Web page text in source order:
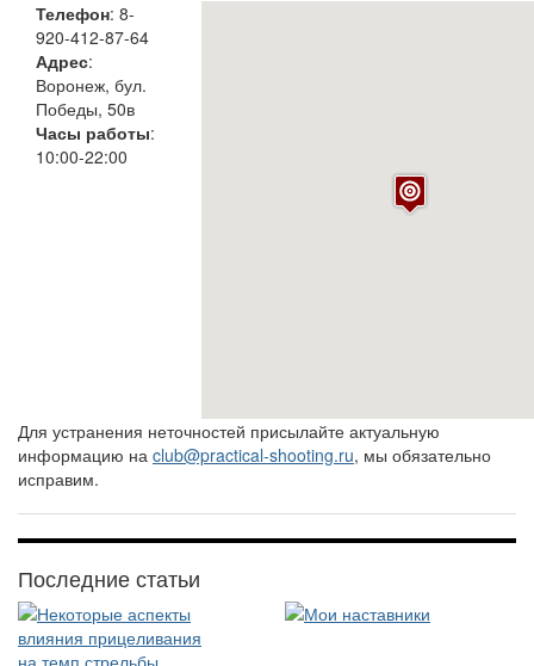
Телефон: 8-
920-412-87-64
Адрес:
Воронеж, бул.
Победы, 50в
Часы работы:
10:00-22:00
Для устранения неточностей присылайте актуальную
информацию на club@practical-shooting.ru, мы обязательно
исправим.
Последние статьи